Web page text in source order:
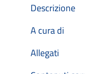
Descrizione
A cura di
Allegati